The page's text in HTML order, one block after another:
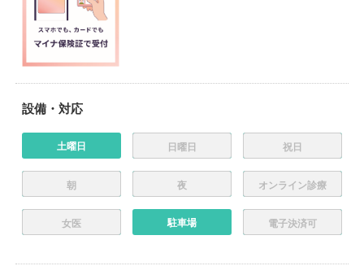
設備・対応
土曜日 日曜日 祝日
朝 夜 オンライン診療
女医 駐車場 電子決済可